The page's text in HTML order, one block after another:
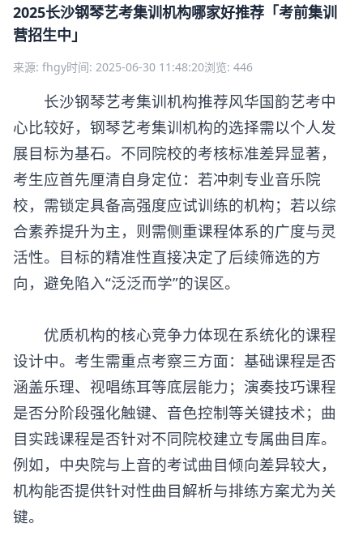
2025长沙钢琴艺考集训机构哪家好推荐「考前集训
营招生中」
来源: fhgy时间: 2025-06-30 11:48:20浏览: 446
长沙钢琴艺考集训机构推荐风华国韵艺考中
心比较好，钢琴艺考集训机构的选择需以个人发
展目标为基石。不同院校的考核标准差异显著，
考生应首先厘清自身定位：若冲刺专业音乐院
校，需锁定具备高强度应试训练的机构；若以综
合素养提升为主，则需侧重课程体系的广度与灵
活性。目标的精准性直接决定了后续筛选的方
向，避免陷入“泛泛而学”的误区。
优质机构的核心竞争力体现在系统化的课程
设计中。考生需重点考察三方面：基础课程是否
涵盖乐理、视唱练耳等底层能力；演奏技巧课程
是否分阶段强化触键、音色控制等关键技术；曲
目实践课程是否针对不同院校建立专属曲目库。
例如，中央院与上音的考试曲目倾向差异较大，
机构能否提供针对性曲目解析与排练方案尤为关
键。